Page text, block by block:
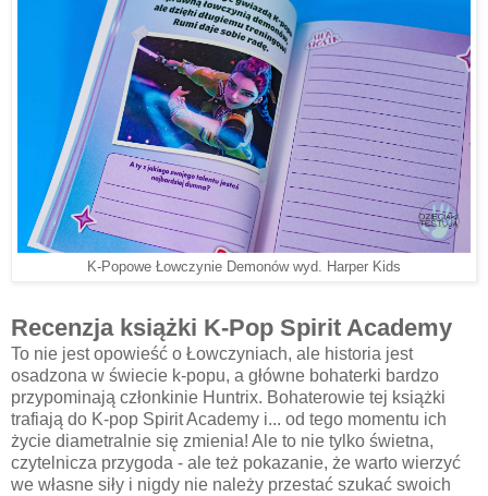
K-Popowe Łowczynie Demonów wyd. Harper Kids
Recenzja książki K-Pop Spirit Academy
To nie jest opowieść o Łowczyniach, ale historia jest
osadzona w świecie k-popu, a główne bohaterki bardzo
przypominają członkinie Huntrix. Bohaterowie tej książki
trafiają do K-pop Spirit Academy i... od tego momentu ich
życie diametralnie się zmienia! Ale to nie tylko świetna,
czytelnicza przygoda - ale też pokazanie, że warto wierzyć
we własne siły i nigdy nie należy przestać szukać swoich